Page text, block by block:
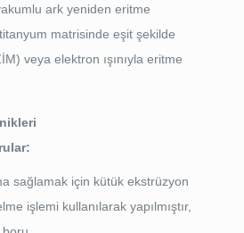
ark yeniden eritme
matrisinde eşit şekilde
veya elektron ışınıyla eritme
sağlamak için kütük ekstrüzyon
işlemi kullanılarak yapılmıştır,